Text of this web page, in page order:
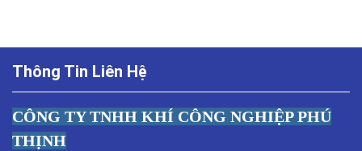
Thông Tin Liên Hệ
CÔNG TY TNHH KHÍ CÔNG NGHIỆP PHÚ
THỊNH